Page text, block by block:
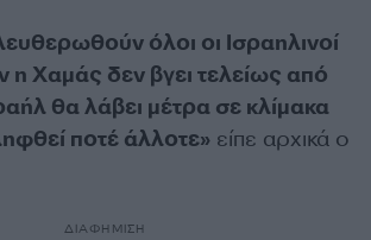
όλοι οι Ισραηλινοί
η Χαμάς δεν βγει τελείως από
θα λάβει μέτρα σε κλίμακα
ποτέ άλλοτε» είπε αρχικά ο
ΔΙΑΦΗΜΙΣΗ